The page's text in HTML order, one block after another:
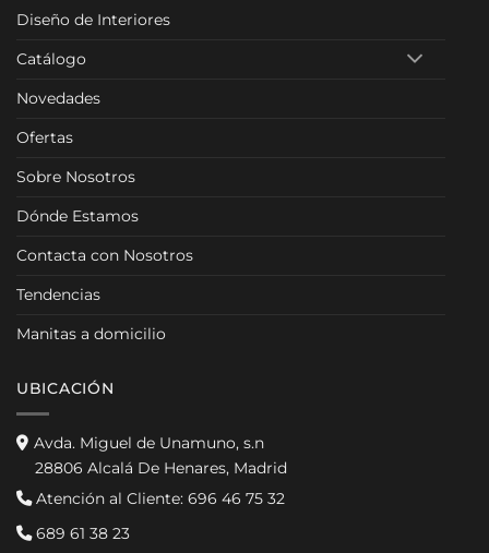
Diseño de Interiores
Catálogo
Novedades
Ofertas
Sobre Nosotros
Dónde Estamos
Contacta con Nosotros
Tendencias
Manitas a domicilio
UBICACIÓN
Avda. Miguel de Unamuno, s.n
28806 Alcalá De Henares, Madrid
Atención al Cliente: 696 46 75 32
689 61 38 23